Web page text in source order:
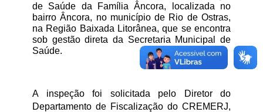
de Saúde da Família Âncora, localizada no
bairro Âncora, no município de Rio de Ostras,
na Região Baixada Litorânea, que se encontra
sob gestão direta da Secretaria Municipal de
Saúde.
A inspeção foi solicitada pelo Diretor do
Departamento de Fiscalização do CREMERJ,